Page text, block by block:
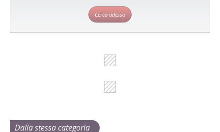
Cerca adesso
Dalla stessa categoria